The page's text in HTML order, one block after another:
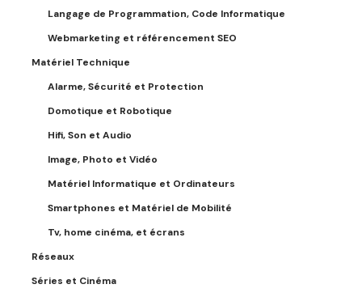
Langage de Programmation, Code Informatique
Webmarketing et référencement SEO
Matériel Technique
Alarme, Sécurité et Protection
Domotique et Robotique
Hifi, Son et Audio
Image, Photo et Vidéo
Matériel Informatique et Ordinateurs
Smartphones et Matériel de Mobilité
Tv, home cinéma, et écrans
Réseaux
Séries et Cinéma